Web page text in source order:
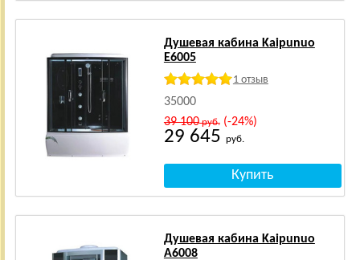
Душевая кабина Kaipunuo
E6005
1 отзыв
35000
39 100руб.(-24%)
29 645 руб.
Душевая кабина Kaipunuo
A6008